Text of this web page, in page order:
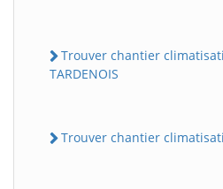
Trouver chantier
TARDENOIS
Trouver chantier